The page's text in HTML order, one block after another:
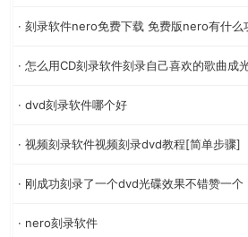
· 刻录软件nero免费下载 免费版nero有什么
· 怎么用CD刻录软件刻录自己喜欢的歌曲成
· dvd刻录软件哪个好
· 视频刻录软件视频刻录dvd教程[简单步骤]
· 刚成功刻录了一个dvd光碟效果不错赞一个
· nero刻录软件